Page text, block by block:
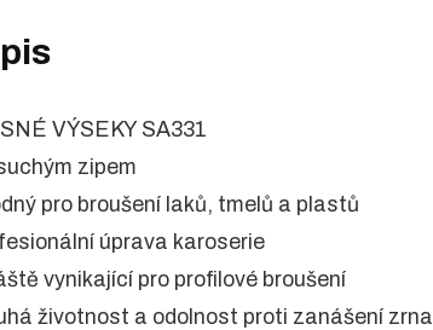
VÝSEKY SA331
zipem
pro broušení laků, tmelů a plastů
úprava karoserie
vynikající pro profilové broušení
životnost a odolnost proti zanášení zrna